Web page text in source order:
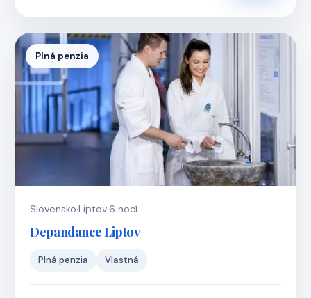
Plná penzia
Slovensko·Liptov·6 nocí
Depandance Liptov
Plná penzia Vlastná